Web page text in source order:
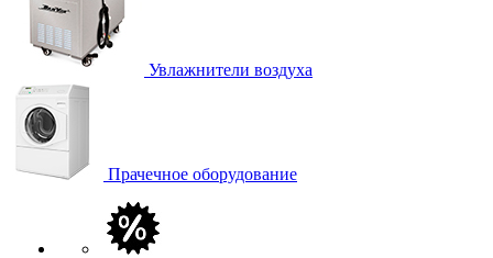
Увлажнители воздуха
Прачечное оборудование